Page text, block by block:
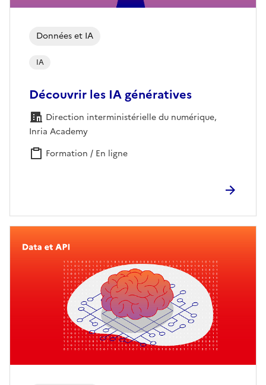
Données et IA
IA
Découvrir les IA génératives
Direction interministérielle du numérique,
Inria Academy
Formation / En ligne